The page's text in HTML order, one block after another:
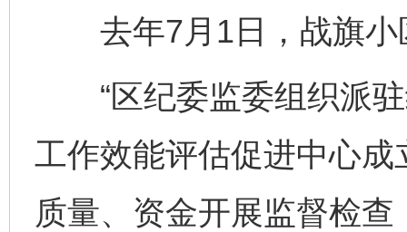
去年7月1日，战旗小
“区纪委监委组织派驻
工作效能评估促进中心
质量、资金开展监督检